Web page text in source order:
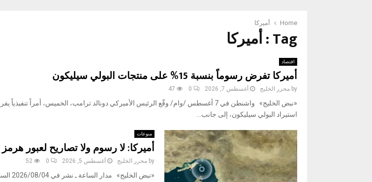
Home أميركا
Tag : أميركا
اقتصاد
أميركا تفرض رسوماً بنسبة 15% على منتجات البولي سيليكون
by محرر الخليج أغسطس 7, 2026 0
47
«نبض الخليج» واشنطن في 7 أغسطس /وام/ وقّع الرئيس الأميركي دونالد ترامب، الخميس، أمراً
استيراد البولي سيليكون، إلى جانب...
منوعات
أميركا: لا رسوم ولا تصاريح لعبور هرمز
by محرر الخليج أغسطس 5, 2026 0
52